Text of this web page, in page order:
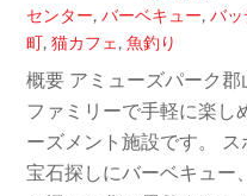
センター,バーベキュー,バ
町,猫カフェ,魚釣り
概要 アミューズパーク郡
ファミリーで手軽に楽し
ーズメント施設です。
宝石探しにバーベキュー